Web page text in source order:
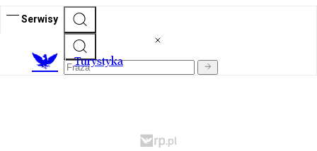
Serwisy
Turystyka